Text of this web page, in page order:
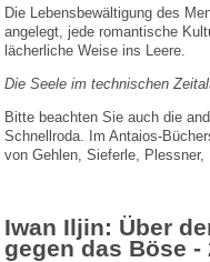
Die Lebensbewältigung des
angelegt, jede romantische
lächerliche Weise ins Leere.
Die Seele im technischen
Bitte beachten Sie auch die
Schnellroda. Im Antaios-
von Gehlen, Sieferle,
Iwan Iljin: Über
gegen das Böse -